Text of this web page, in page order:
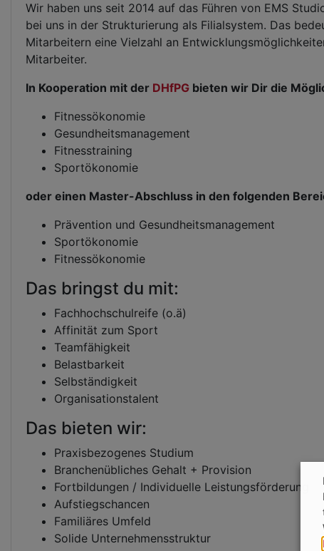
Wir haben uns seit 2014 auf das Führen von EMS
bei uns in der Strukturierung als Filialsystem. Das
Mitarbeitern eine Vielzahl an
Mitarbeiter.
In Kooperation mit der DHfPG bieten wir Dir die
Fitnessökonomie
Gesundheitsmanagement
Fitnesstraining
Sportökonomie
oder einen Master-Abschluss in den folgenden
Prävention und Gesundheitsmanagement
Sportökonomie
Fitnessökonomie
Das bringst du mit:
Fachhochschulreife (o.ä)
Affinität zum Sport
Teamfähigkeit
Belastbarkeit
Selbständigkeit
Organisationstalent
Das bieten wir:
Praxisbezogenes Studium
Branchenübliches Gehalt + Provision
Fortbildungen / Individuelle Leistungsförderung
Aufstiegschancen
Familiäres Umfeld
Solide Unternehmensstruktur